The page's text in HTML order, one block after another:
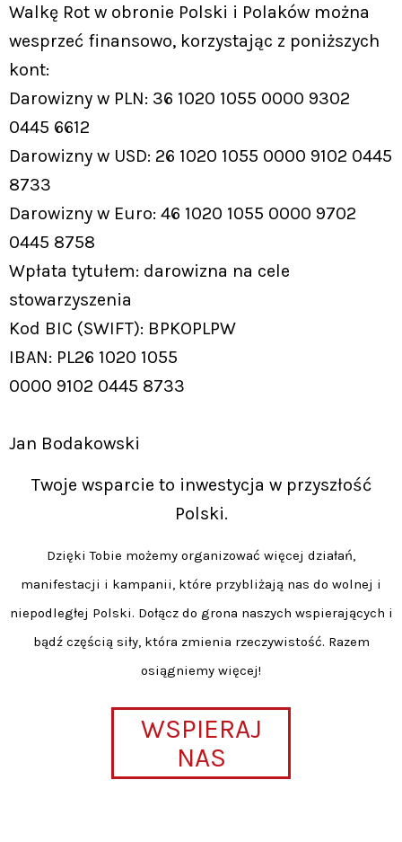
Walkę Rot w obronie Polski i Polaków można
wesprzeć finansowo, korzystając z poniższych
kont:
Darowizny w PLN: 36 1020 1055 0000 9302
0445 6612
Darowizny w USD: 26 1020 1055 0000 9102 0445
8733
Darowizny w Euro: 46 1020 1055 0000 9702
0445 8758
Wpłata tytułem: darowizna na cele
stowarzyszenia
Kod BIC (SWIFT): BPKOPLPW
IBAN: PL26 1020 1055
0000 9102 0445 8733
Jan Bodakowski
Twoje wsparcie to inwestycja w przyszłość
Polski.
Dzięki Tobie możemy organizować więcej działań,
manifestacji i kampanii, które przybliżają nas do wolnej i
niepodległej Polski. Dołącz do grona naszych wspierających i
bądź częścią siły, która zmienia rzeczywistość. Razem
osiągniemy więcej!
WSPIERAJ
NAS